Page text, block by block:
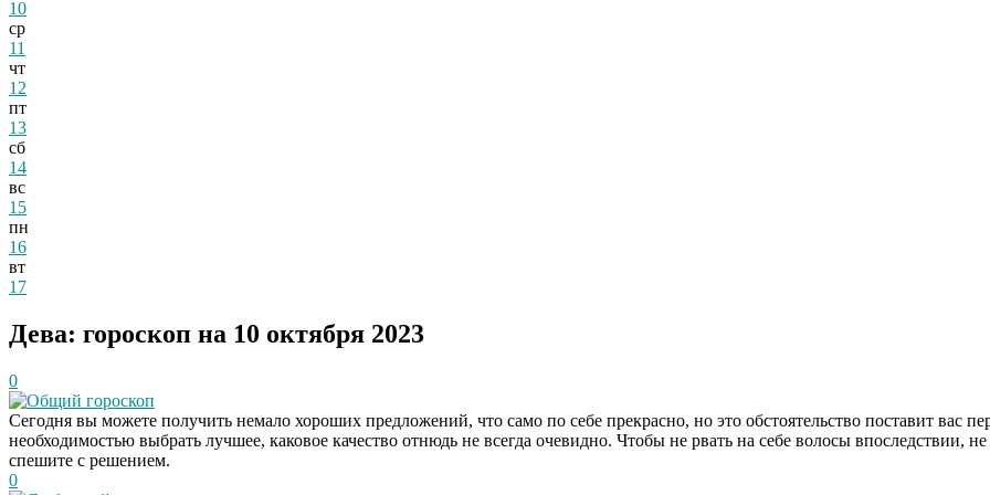
10
ср
11
чт
12
пт
13
сб
14
вс
15
пн
16
вт
17
Дева: гороскоп на 10 октября 2023
0
Общий гороскоп
Сегодня вы можете получить немало хороших предложений, что само по себе прекрасно, но это обстоятельство поставит вас
необходимостью выбрать лучшее, каковое качество отнюдь не всегда очевидно. Чтобы не рвать на себе волосы впоследствии, не
спешите с решением.
0